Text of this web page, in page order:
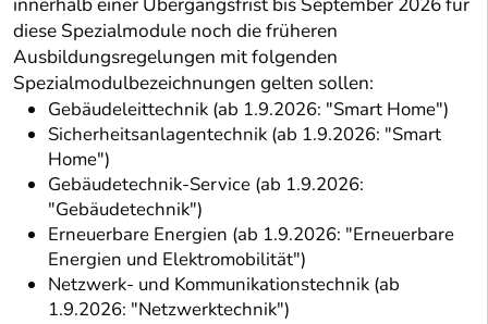
innerhalb einer Übergangsfrist bis September 2026 für
diese Spezialmodule noch die früheren
Ausbildungsregelungen mit folgenden
Spezialmodulbezeichnungen gelten sollen:
Gebäudeleittechnik (ab 1.9.2026: "Smart Home")
Sicherheitsanlagentechnik (ab 1.9.2026: "Smart
Home")
Gebäudetechnik-Service (ab 1.9.2026:
"Gebäudetechnik")
Erneuerbare Energien (ab 1.9.2026: "Erneuerbare
Energien und Elektromobilität")
Netzwerk- und Kommunikationstechnik (ab
1.9.2026: "Netzwerktechnik")